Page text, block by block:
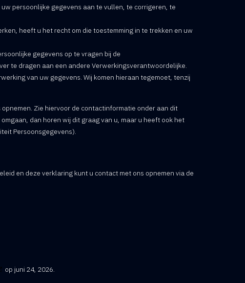
persoonlijke gegevens aan te vullen, te corrigeren, te
heeft u het recht om die toestemming in te trekken en uw
gegevens op te vragen bij de
te dragen aan een andere Verwerkingsverantwoordelijke.
van uw gegevens. Wij komen hieraan tegemoet, tenzij
Zie hiervoor de contactinformatie onder aan dit
dan horen wij dit graag van u, maar u heeft ook het
Persoonsgegevens).
en deze verklaring kunt u contact met ons opnemen via de
op juni 24, 2026.